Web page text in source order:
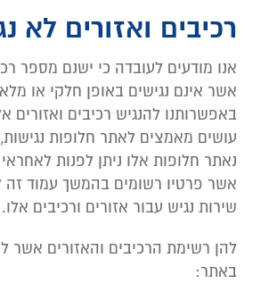
רכיבים ואזורים לא
אנו מודעים לעובדה כי ישנם מספר
אשר אינם נגישים באופן חלקי או
באפשרותנו להנגיש רכיבים ואזורים
עושים מאמצים לאתר חלופות
נאתר חלופות אלו ניתן לפנות
אשר פרטיו רשומים בהמשך עמוד
שירות נגיש עבור אזורים ורכיבים אלו.
להן רשימת הרכיבים והאזורים אשר
באתר: